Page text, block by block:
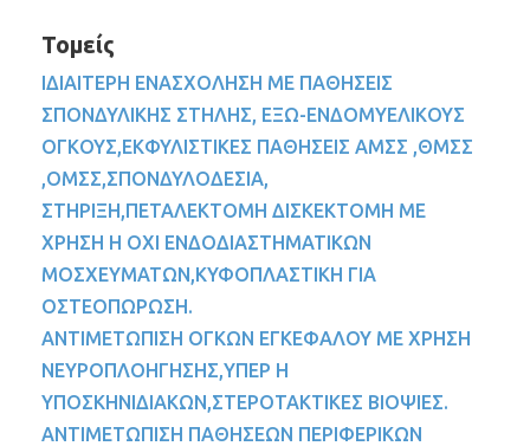
Τομείς
ΙΔΙΑΙΤΕΡΗ ΕΝΑΣΧΟΛΗΣΗ ΜΕ ΠΑΘΗΣΕΙΣ
ΣΠΟΝΔΥΛΙΚΗΣ ΣΤΗΛΗΣ, ΕΞΩ-ΕΝΔΟΜΥΕΛΙΚΟΥΣ
ΟΓΚΟΥΣ,ΕΚΦΥΛΙΣΤΙΚΕΣ ΠΑΘΗΣΕΙΣ ΑΜΣΣ ,ΘΜΣΣ
,ΟΜΣΣ,ΣΠΟΝΔΥΛΟΔΕΣΙΑ,
ΣΤΗΡΙΞΗ,ΠΕΤΑΛΕΚΤΟΜΗ ΔΙΣΚΕΚΤΟΜΗ ΜΕ
ΧΡΗΣΗ Η ΟΧΙ ΕΝΔΟΔΙΑΣΤΗΜΑΤΙΚΩΝ
ΜΟΣΧΕΥΜΑΤΩΝ,ΚΥΦΟΠΛΑΣΤΙΚΗ ΓΙΑ
ΟΣΤΕΟΠΩΡΩΣΗ.
ΑΝΤΙΜΕΤΩΠΙΣΗ ΟΓΚΩΝ ΕΓΚΕΦΑΛΟΥ ΜΕ ΧΡΗΣΗ
ΝΕΥΡΟΠΛΟΗΓΗΣΗΣ,ΥΠΕΡ Η
ΥΠΟΣΚΗΝΙΔΙΑΚΩΝ,ΣΤΕΡΟΤΑΚΤΙΚΕΣ ΒΙΟΨΙΕΣ.
ΑΝΤΙΜΕΤΩΠΙΣΗ ΠΑΘΗΣΕΩΝ ΠΕΡΙΦΕΡΙΚΩΝ